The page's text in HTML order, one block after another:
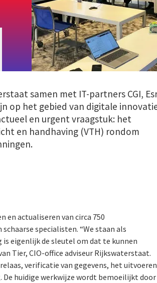
samen met IT-partners CGI,
op het gebied van digitale
en urgent vraagstuk: het
en handhaving (VTH) rondom
en actualiseren van circa 750
specialisten. “We staan als
eigenlijk de sleutel om dat te kunnen
Tier, CIO-office adviseur Rijkswaterstaat.
verificatie van gegevens, het uitvoeren
De huidige werkwijze wordt bemoeilijkt door